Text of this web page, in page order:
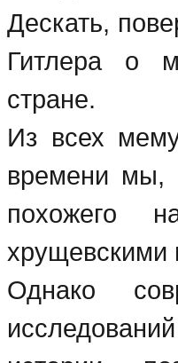
Дескать,
Гитлера о
стране.
Из всех
времени мы,
похожего
хрущевскими
Однако